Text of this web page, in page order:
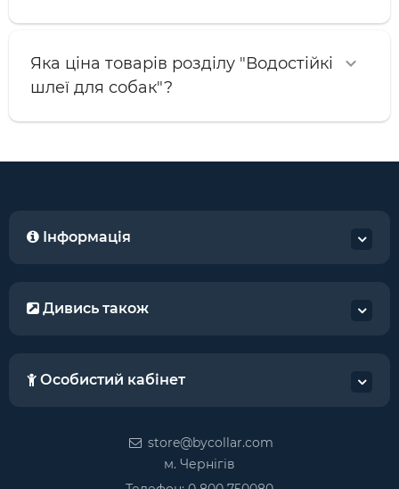
Яка ціна товарів розділу "Водостійкі
шлеї для собак"?
Інформація
Дивись також
Особистий кабінет
store@bycollar.com
м. Чернігів